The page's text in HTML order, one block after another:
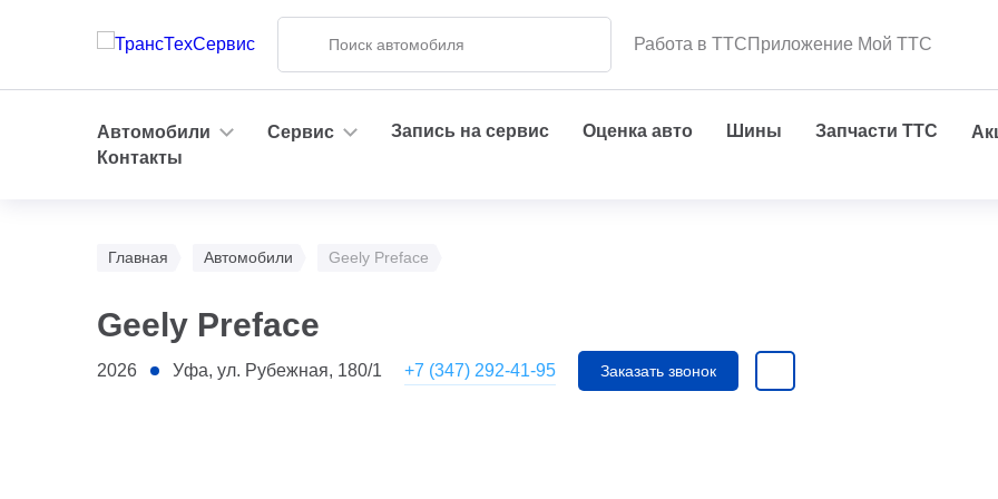
Работа в ТТСПриложение Мой ТТС
Автомобили Сервис Запись на сервис Оценка авто Шины Запчасти ТТС
Контакты
Главная Автомобили Geely Preface
Geely Preface
2026 Уфа, ул. Рубежная, 180/1 +7 (347) 292-41-95 Заказать звонок